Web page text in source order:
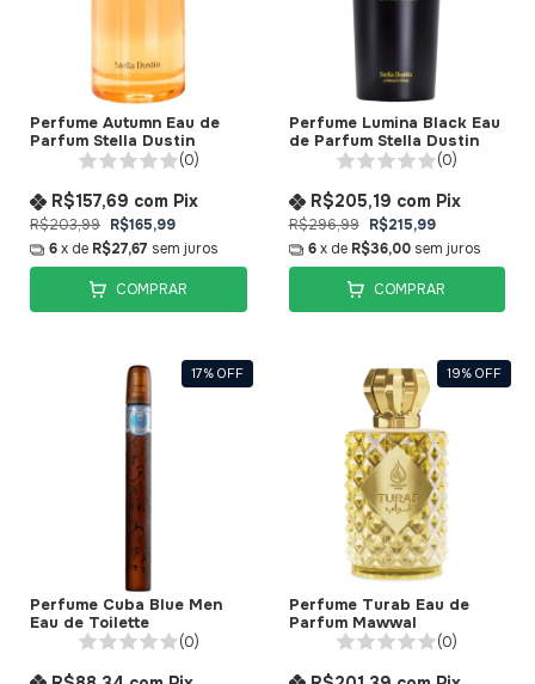
Perfume Autumn Eau de
Parfum Stella Dustin
(0)
R$203,99 R$165,99
R$157,69 com Pix
6x de R$27,67 sem juros
COMPRAR
Perfume Lumina Black Eau
de Parfum Stella Dustin
(0)
R$296,99 R$215,99
R$205,19 com Pix
6 x de R$36,00 sem juros
COMPRAR
17% OFF
Perfume Cuba Blue Men
Eau de Toilette
(0)
19% OFF
Perfume Turab Eau de
Parfum Mawwal
(0)